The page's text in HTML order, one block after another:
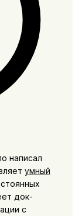
написал
умный
док-
с